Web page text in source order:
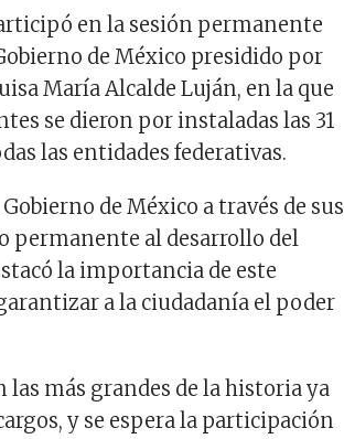
en la sesión permanente
de México presidido por
María Alcalde Luján, en la que
se dieron por instaladas las 31
las entidades federativas.
de México a través de sus
al desarrollo del
la importancia de este
a la ciudadanía el poder
las más grandes de la historia ya
y se espera la participación